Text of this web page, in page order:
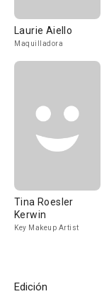
Laurie Aiello
Maquilladora
Tina Roesler
Kerwin
Key Makeup Artist
Edición